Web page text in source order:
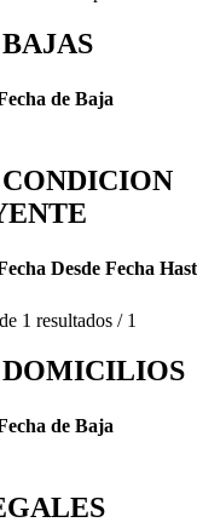
de Baja
Desde Fecha
de 1 resultados / 1
de Baja